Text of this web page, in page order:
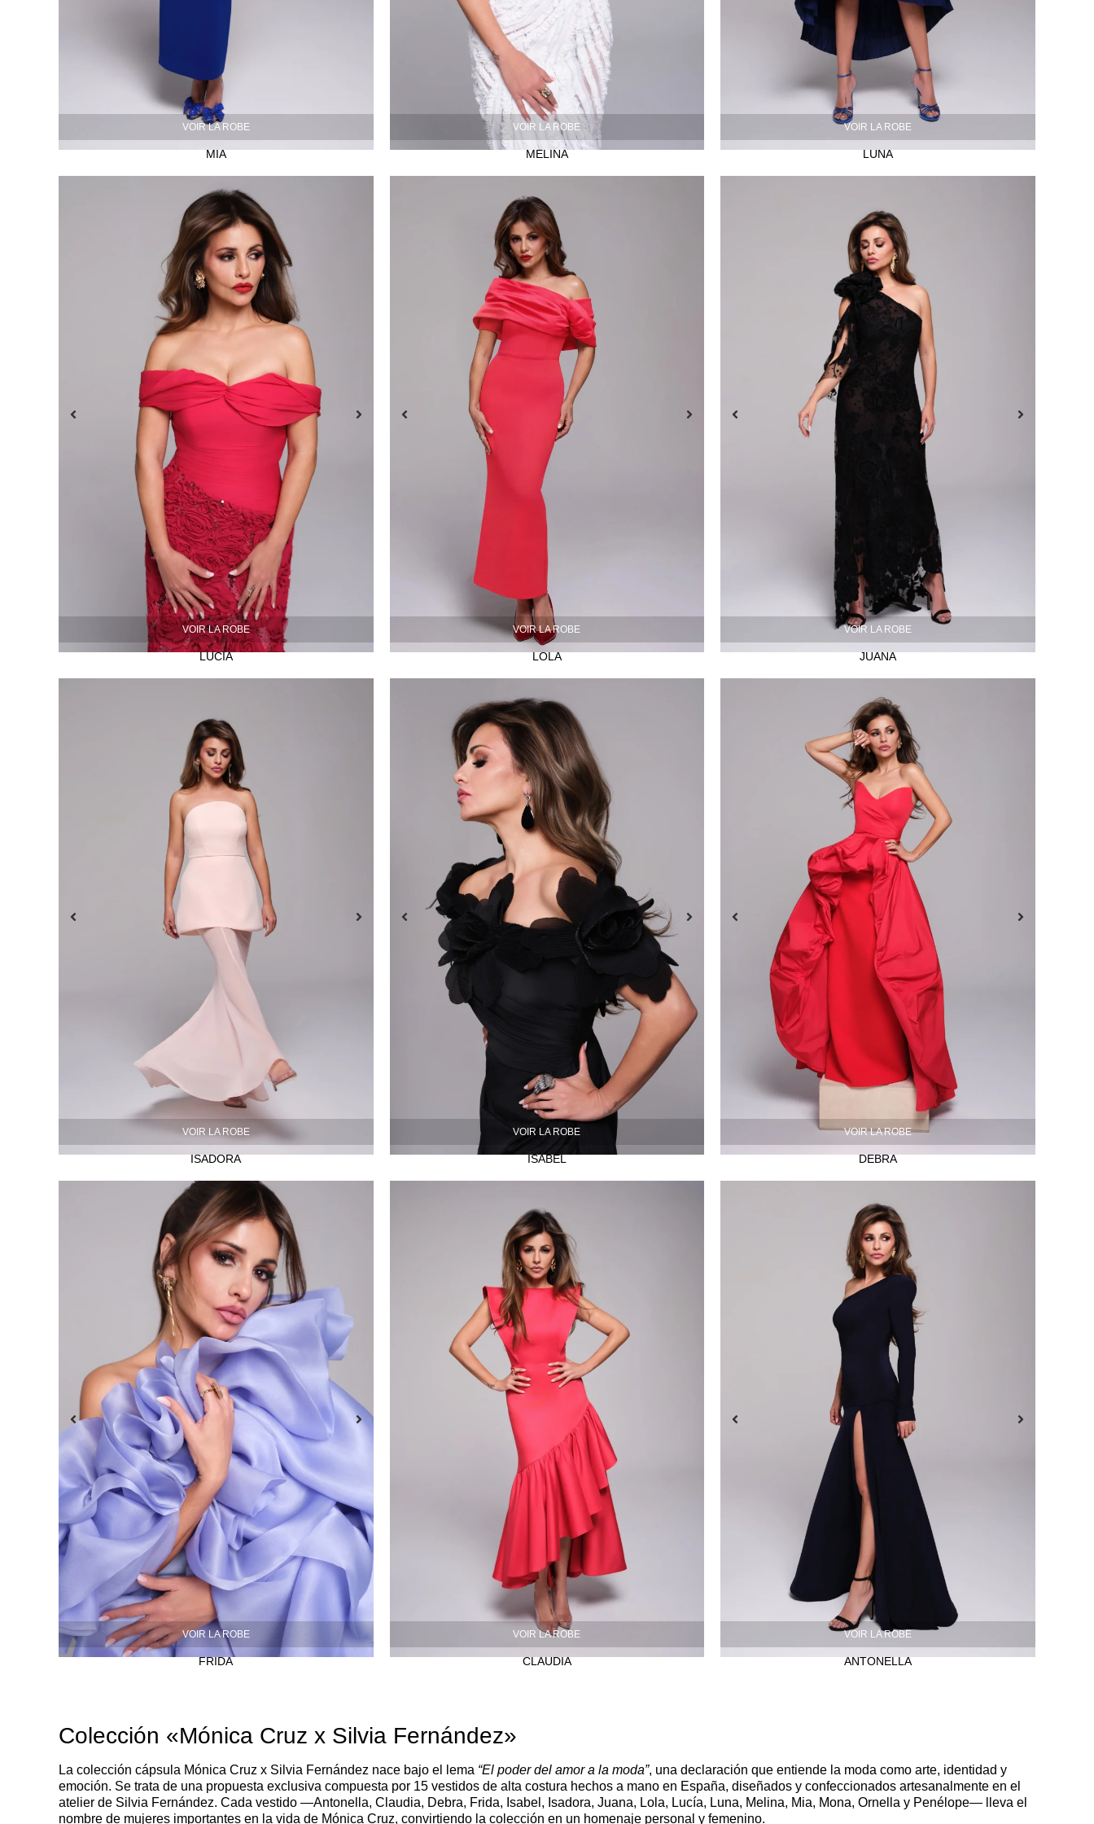
VOIR LA ROBE
MIA
VOIR LA ROBE
MELINA
VOIR LA ROBE
LUNA
VOIR LA ROBE
LUCIA
VOIR LA ROBE
LOLA
VOIR LA ROBE
JUANA
VOIR LA ROBE
ISADORA
VOIR LA ROBE
ISABEL
VOIR LA ROBE
DEBRA
VOIR LA ROBE
FRIDA
VOIR LA ROBE
CLAUDIA
VOIR LA ROBE
ANTONELLA
Colección «Mónica Cruz x Silvia Fernández»
La colección cápsula Mónica Cruz x Silvia Fernández nace bajo el lema “El poder del amor a la moda”, una declaración que entiende la moda como arte, identidad y
emoción. Se trata de una propuesta exclusiva compuesta por 15 vestidos de alta costura hechos a mano en España, diseñados y confeccionados artesanalmente en el
atelier de Silvia Fernández. Cada vestido —Antonella, Claudia, Debra, Frida, Isabel, Isadora, Juana, Lola, Lucía, Luna, Melina, Mia, Mona, Ornella y Penélope— lleva el
nombre de mujeres importantes en la vida de Mónica Cruz, convirtiendo la colección en un homenaje personal y femenino.